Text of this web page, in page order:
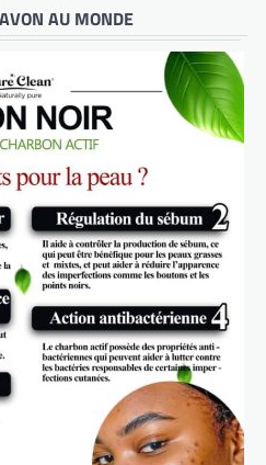
AU MONDE